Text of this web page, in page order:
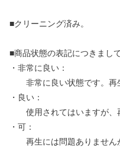
■クリーニング済み。
■商品状態の表記につきまし
・非常に良い：
非常に良い状態です。再
・良い：
使用されてはいますが、
・可：
再生には問題ありません